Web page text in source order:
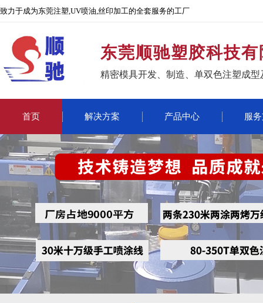
致力于成为东莞注塑,UV喷油,丝印加工的全套服务的工厂
东莞顺驰塑胶科技
精密模具开发、制造、单双色注塑成
首页 解决方案 产品中心 服